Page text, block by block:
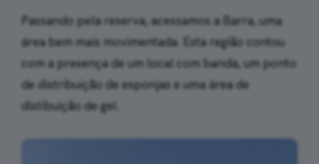
Passando pela reserva, acessamos a Barra, uma
área bem mais movimentada. Esta região contou
com a presença de um local com banda, um ponto
de distribuição de esponjas e uma área de
distibuição de gel.